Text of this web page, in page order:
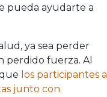
pueda ayudarte a
ya sea perder
perdido fuerza. Al
los participantes a
junto con